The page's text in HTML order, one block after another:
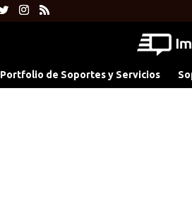
Portfolio de Soportes y Servicios